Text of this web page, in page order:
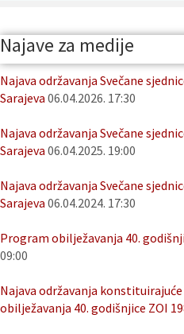
Najave za medije
Najava održavanja Svečane
Sarajeva 06.04.2026. 17:30
Najava održavanja Svečane
Sarajeva 06.04.2025. 19:00
Najava održavanja Svečane
Sarajeva 06.04.2024. 17:30
Program obilježavanja 40.
09:00
Najava održavanja
obilježavanja 40. godišnjice ZOI